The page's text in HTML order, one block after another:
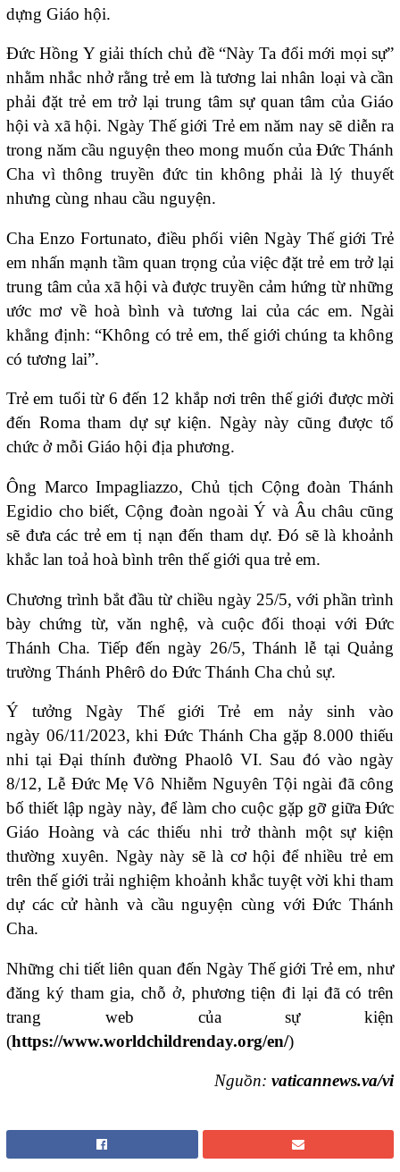
dựng Giáo hội.
Đức Hồng Y giải thích chủ đề “Này Ta đổi mới mọi sự”
nhằm nhắc nhở rằng trẻ em là tương lai nhân loại và cần
phải đặt trẻ em trở lại trung tâm sự quan tâm của Giáo
hội và xã hội. Ngày Thế giới Trẻ em năm nay sẽ diễn ra
trong năm cầu nguyện theo mong muốn của Đức Thánh
Cha vì thông truyền đức tin không phải là lý thuyết
nhưng cùng nhau cầu nguyện.
Cha Enzo Fortunato, điều phối viên Ngày Thế giới Trẻ
em nhấn mạnh tầm quan trọng của việc đặt trẻ em trở lại
trung tâm của xã hội và được truyền cảm hứng từ những
ước mơ về hoà bình và tương lai của các em. Ngài
khẳng định: “Không có trẻ em, thế giới chúng ta không
có tương lai”.
Trẻ em tuổi từ 6 đến 12 khắp nơi trên thế giới được mời
đến Roma tham dự sự kiện. Ngày này cũng được tổ
chức ở mỗi Giáo hội địa phương.
Ông Marco Impagliazzo, Chủ tịch Cộng đoàn Thánh
Egidio cho biết, Cộng đoàn ngoài Ý và Âu châu cũng
sẽ đưa các trẻ em tị nạn đến tham dự. Đó sẽ là khoảnh
khắc lan toả hoà bình trên thế giới qua trẻ em.
Chương trình bắt đầu từ chiều ngày 25/5, với phần trình
bày chứng từ, văn nghệ, và cuộc đối thoại với Đức
Thánh Cha. Tiếp đến ngày 26/5, Thánh lễ tại Quảng
trường Thánh Phêrô do Đức Thánh Cha chủ sự.
Ý tưởng Ngày Thế giới Trẻ em nảy sinh vào
ngày 06/11/2023, khi Đức Thánh Cha gặp 8.000 thiếu
nhi tại Đại thính đường Phaolô VI. Sau đó vào ngày
8/12, Lễ Đức Mẹ Vô Nhiễm Nguyên Tội ngài đã công
bố thiết lập ngày này, để làm cho cuộc gặp gỡ giữa Đức
Giáo Hoàng và các thiếu nhi trở thành một sự kiện
thường xuyên. Ngày này sẽ là cơ hội để nhiều trẻ em
trên thế giới trải nghiệm khoảnh khắc tuyệt vời khi tham
dự các cử hành và cầu nguyện cùng với Đức Thánh
Cha.
Những chi tiết liên quan đến Ngày Thế giới Trẻ em, như
đăng ký tham gia, chỗ ở, phương tiện đi lại đã có trên
trang web của sự kiện
(https://www.worldchildrenday.org/en/)
Nguồn: vaticannews.va/vi